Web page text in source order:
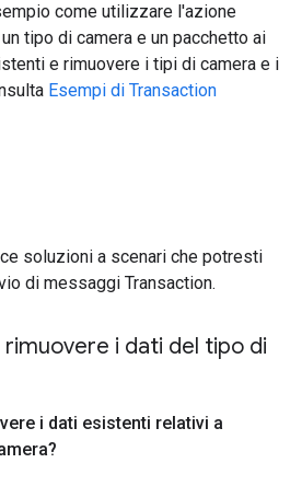
come utilizzare l'azione
tipo di camera e un pacchetto ai
e rimuovere i tipi di camera e i
Esempi di Transaction
soluzioni a scenari che potresti
di messaggi Transaction.
rimuovere i dati del tipo di
i dati esistenti relativi a